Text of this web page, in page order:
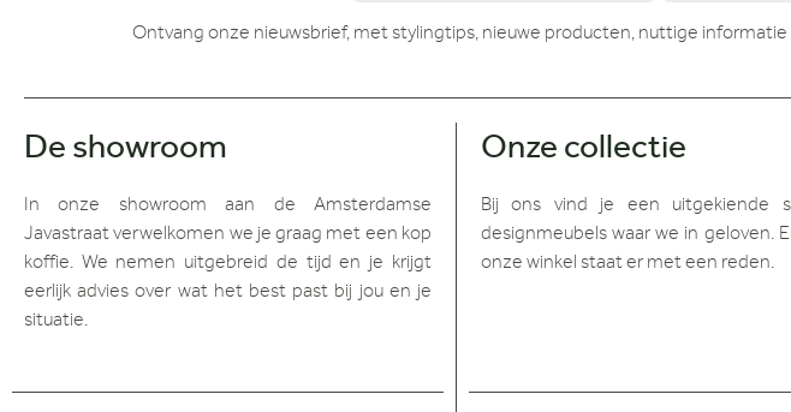
Ontvang onze nieuwsbrief, met stylingtips, nieuwe producten, nuttige
De showroom
In onze showroom aan de Amsterdamse
Javastraat verwelkomen we je graag met een kop
koffie. We nemen uitgebreid de tijd en je krijgt
eerlijk advies over wat het best past bij jou en je
situatie.
Onze collectie
Bij ons vind je een uitgekiende
designmeubels waar we in geloven.
onze winkel staat er met een reden.